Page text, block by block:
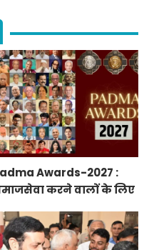
Awards-2027 :
करने वालों के लिए
पद्म पुरस्कार-2027 के
लिए आवेदन